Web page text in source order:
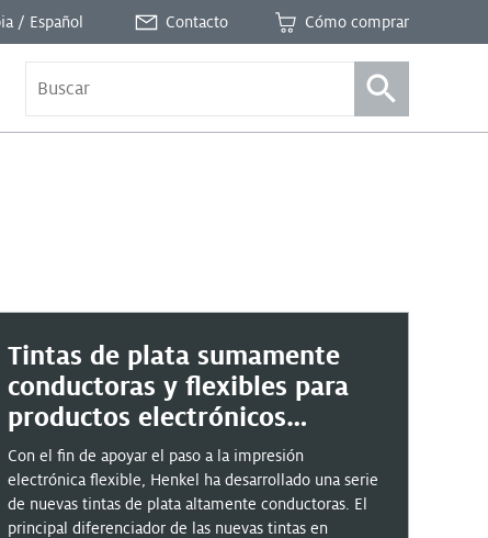
/ Español Contacto Cómo comprar
Tintas de plata sumamente
conductoras y flexibles para
productos electrónicos
impresos
Con el fin de apoyar el paso a la impresión
electrónica flexible, Henkel ha desarrollado una serie
de nuevas tintas de plata altamente conductoras. El
principal diferenciador de las nuevas tintas en